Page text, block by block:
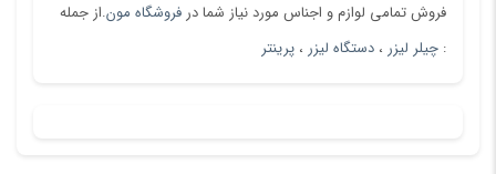
فروش تمامی لوازم و اجناس مورد نیاز شما در فروشگاه مون.از جمله
: چیلر لیزر ، دستگاه لیزر ، پرینتر